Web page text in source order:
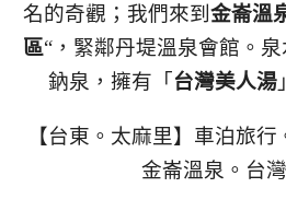
名的奇觀；我們來到 金崙溫
區“，緊鄰丹堤溫泉會館。
鈉泉，擁有「 台灣美人湯
【台東。太麻里】車泊旅
金崙溫泉。台